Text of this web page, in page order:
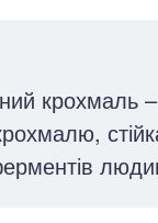
крохмаль